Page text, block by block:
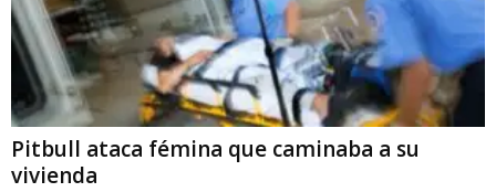
Pitbull ataca fémina que caminaba a su
vivienda